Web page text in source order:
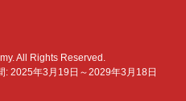
All Rights Reserved.
: 2025年3月19日～2029年3月18日